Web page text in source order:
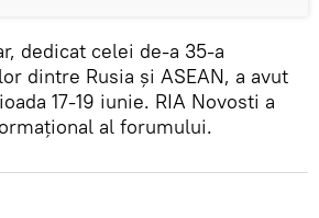
dedicat celei de-a 35-a
dintre Rusia și ASEAN, a avut
17-19 iunie. RIA Novosti a
al forumului.